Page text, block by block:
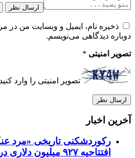
ارسال نظر
ذخیره نام، ایمیل و وبسایت من در
دوباره دیدگاهی می‌نویسم.
تصویر امنیتی *
تصویر امنیتی را وارد
آخرین اخبار
رکوردشکنی تاریخی «مرد
افتتاحیه ۹۲۷ میلیون دلاری در گیشه جهانی